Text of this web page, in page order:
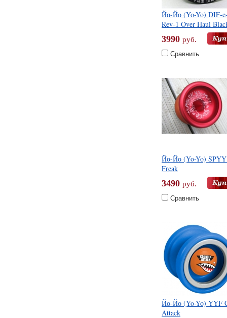
Йо-Йо (Yo-Yo) DIF-
Rev-1 Over Haul
3990 руб.
Сравнить
Йо-Йо (Yo-Yo) SPYY
Freak
3490 руб.
Сравнить
Йо-Йо (Yo-Yo) YYF
Attack